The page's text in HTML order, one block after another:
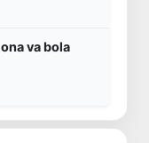
va bola